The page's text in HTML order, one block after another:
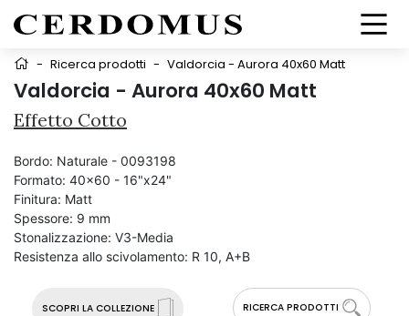
- Ricerca prodotti - Valdorcia - Aurora 40x60 Matt
Valdorcia - Aurora 40x60 Matt
Effetto Cotto
SCOPRI LA COLLEZIONE RICERCA PRODOTTI
Bordo: Naturale - 0093198
Formato: 40x60 - 16"x24"
Finitura: Matt
Spessore: 9 mm
Stonalizzazione: V3-Media
Resistenza allo scivolamento: R 10, A+B